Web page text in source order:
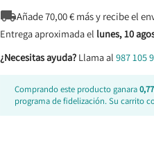
Añade70,00€ más y recibe el
Entrega aproximada el lunes, 10
¿Necesitas ayuda? Llama al 987 105
Comprando este producto ganara
programa de fidelización. Su carrito